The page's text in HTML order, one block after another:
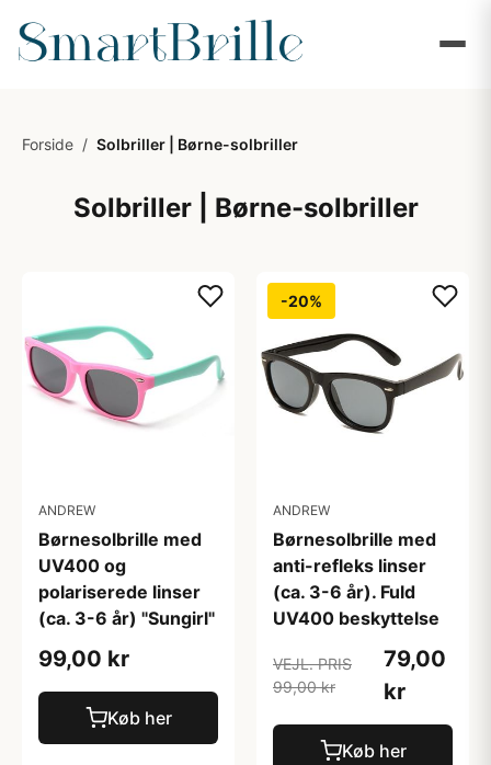
Forside / Solbriller | Børne-solbriller
Solbriller | Børne-solbriller
ANDREW
Børnesolbrille med
UV400 og
polariserede linser
(ca. 3-6 år) "Sungirl"
99,00 kr
Køb her
-20%
ANDREW
Børnesolbrille med
anti-refleks linser
(ca. 3-6 år). Fuld
UV400 beskyttelse
VEJL. PRIS
99,00 kr
79,00
kr
Køb her